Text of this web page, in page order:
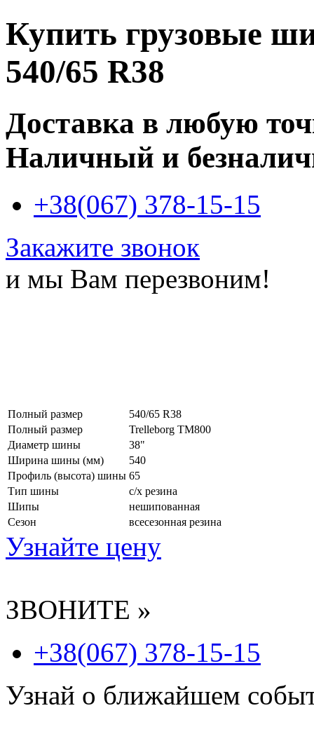
Купить грузовые
540/65 R38
Доставка в любую
Наличный и
+38(067) 378-15-15
Закажите звонок
и мы Вам перезвоним!
Полный размер
540/65 R38
Полный размер
Trelleborg TM800
Диаметр шины
38"
Ширина шины (мм)
540
Профиль (высота) шины 65
Тип шины
с/х резина
Шипы
нешипованная
Сезон
всесезонная резина
Узнайте цену
ЗВОНИТЕ »
+38(067) 378-15-15
Узнай о ближайшем